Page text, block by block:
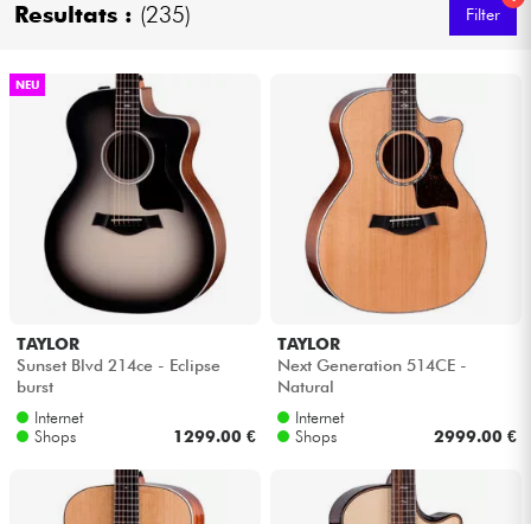
HiFi
Bundle
Sehen Sie sich unsere Marken an
Resultats : (235) Filter
NEU
TAYLOR
Sunset Blvd 214ce - Eclipse
burst
Internet
Shops
1299.00 €
TAYLOR
Next Generation 514CE -
Natural
Internet
Shops
2999.00 €